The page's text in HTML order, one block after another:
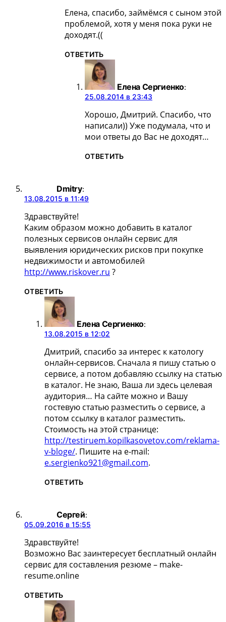
Елена, спасибо, займёмся с сыном этой
проблемой, хотя у меня пока руки не
доходят.((
ОТВЕТИТЬ
Елена Сергиенко:
25.08.2014 в 23:43
Хорошо, Дмитрий. Спасибо, что
написали)) Уже подумала, что и
мои ответы до Вас не доходят…
ОТВЕТИТЬ
Dmitry:
13.08.2015 в 11:49
Здравствуйте!
Каким образом можно добавить в каталог
полезных сервисов онлайн сервис для
выявления юридических рисков при покупке
недвижимости и автомобилей
http://www.riskover.ru ?
ОТВЕТИТЬ
Елена Сергиенко:
13.08.2015 в 12:02
Дмитрий, спасибо за интерес к катологу
онлайн-сервисов. Сначала я пишу статью о
сервисе, а потом добавляю ссылку на статью
в каталог. Не знаю, Ваша ли здесь целевая
аудитория… На сайте можно и Вашу
гостевую статью разместить о сервисе, а
потом ссылку в каталог разместить.
Стоимость на этой странице:
http://testiruem.kopilkasovetov.com/reklama-
v-bloge/. Пишите на e-mail:
e.sergienko921@gmail.com.
ОТВЕТИТЬ
Сергей:
05.09.2016 в 15:55
Здравствуйте!
Возможно Вас заинтересует бесплатный онлайн
сервис для составления резюме – make-
resume.online
ОТВЕТИТЬ